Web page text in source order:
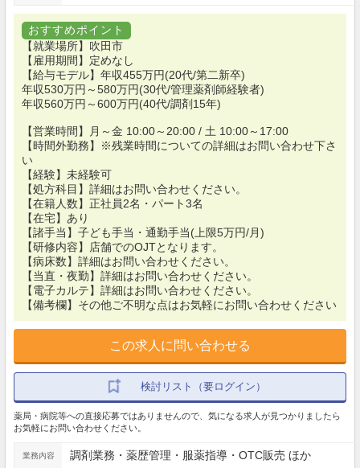
おすすめポイント
【就業場所】吹田市
【雇用期間】定めなし
【給与モデル】年収455万円(20代/第二新卒)
年収530万円～580万円(30代/管理薬剤師経験者)
年収560万円～600万円(40代/調剤15年)
【営業時間】月～金 10:00～20:00 / 土 10:00～17:00
【時間外勤務】※残業時間についての詳細はお問い合わせ下さ
い
【経験】未経験可
【処方科目】詳細はお問い合わせください。
【在籍人数】正社員2名・パート3名
【在宅】あり
【諸手当】子ども手当・通勤手当(上限5万円/月)
【研修内容】店舗でのOJTとなります。
【病床数】詳細はお問い合わせください。
【当直・夜勤】詳細はお問い合わせください。
【電子カルテ】詳細はお問い合わせください。
【備考欄】その他ご不明な点はお気軽にお問い合わせください
この求人に問い合わせる
検討リスト（要ログイン）
薬局・病院等への直接応募ではありませんので、気になる求人が見つかりましたら
お気軽にお問い合わせください。
業務内容 調剤業務・薬歴管理・服薬指導・OTC販売 ほか